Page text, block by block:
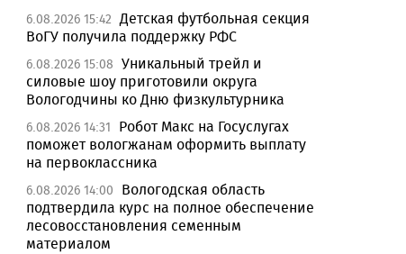
6.08.2026 15:42 Детская футбольная секция
ВоГУ получила поддержку РФС
6.08.2026 15:08 Уникальный трейл и
силовые шоу приготовили округа
Вологодчины ко Дню физкультурника
6.08.2026 14:31
Робот Макс на Госуслугах
поможет вологжанам оформить выплату
на первоклассника
6.08.2026 14:00
Вологодская область
подтвердила курс на полное обеспечение
лесовосстановления семенным
материалом